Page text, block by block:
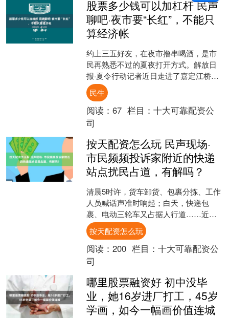
股票多少钱可以加杠杆 民声
聊吧·夜市要“长红”，不能只
算经济帐
约上三五好友，在夜市撸串喝酒，是市
民再熟悉不过的夏夜打开方式。解放日
报·夏令行动记者近日走进了嘉定江桥嘉
怡路地铁站旁的两处夜市。烟火气升腾
的同时，周边居民却直摇....
民生
阅读： 67 栏目： 十大可靠配资公
司
按天配资怎么玩 民声现场·
市民频频投诉家附近的快递
站点扰民占道，有解吗？
清晨5时许，货车卸货、包裹分拣、工作
人员喊话声准时响起；白天，快递包
裹、电动三轮车又占据人行道……近
期，解放日报·上观新闻民声直通车接到
多位市民反映，部分设在居....
按天配资怎么玩
阅读： 200 栏目： 十大可靠配资公
司
哪里股票融资好 初中没毕
业，她16岁进厂打工，45岁
学画，如今一幅画价值连城